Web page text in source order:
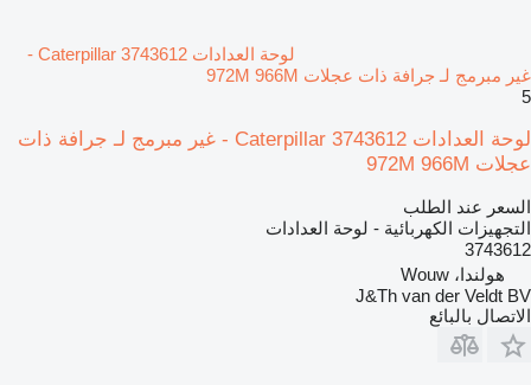
لوحة العدادات Caterpillar 3743612 -
غير مبرمج لـ جرافة ذات عجلات 972M 966M
5
لوحة العدادات Caterpillar 3743612 - غير مبرمج لـ جرافة ذات
عجلات 972M 966M
السعر عند الطلب
التجهيزات الكهربائية - لوحة العدادات
3743612
هولندا، Wouw
J&Th van der Veldt BV
الاتصال بالبائع